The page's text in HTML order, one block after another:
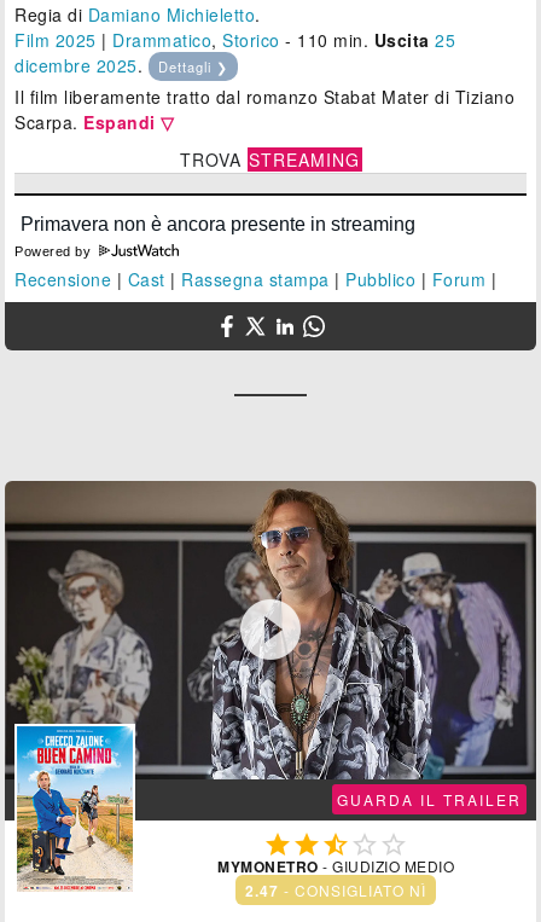
Regia di Damiano Michieletto.
Film 2025 | Drammatico,Storico - 110 min. Uscita 25
dicembre 2025. Dettagli ❯
Il film liberamente tratto dal romanzo Stabat Mater di Tiziano
Scarpa. Espandi ▽
TROVA STREAMING
Powered by
Recensione | Cast | Rassegna stampa | Pubblico | Forum |

GUARDA IL TRAILER
  
MYMONETRO - GIUDIZIO MEDIO
2.47 - CONSIGLIATO NÌ